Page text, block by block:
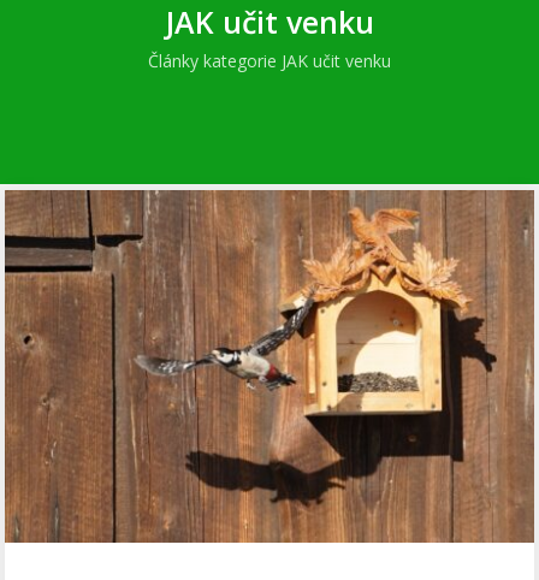
JAK učit venku
Články kategorie JAK učit venku